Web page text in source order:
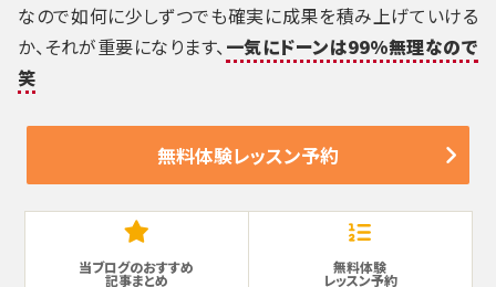
なので如何に少しずつでも確実に成果を積み上げていける
か、それが重要になります、一気にドーンは99%無理なので
笑
無料体験レッスン予約
当ブログのおすすめ
記事まとめ
無料体験
レッスン予約